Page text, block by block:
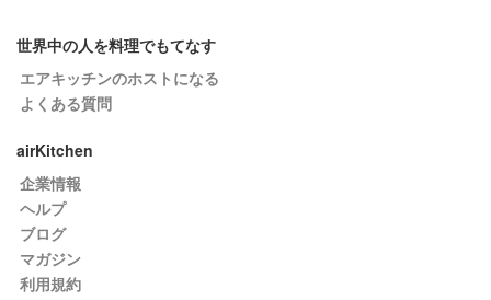
世界中の人を料理でもてなす
エアキッチンのホストになる
よくある質問
airKitchen
企業情報
ヘルプ
ブログ
マガジン
利用規約